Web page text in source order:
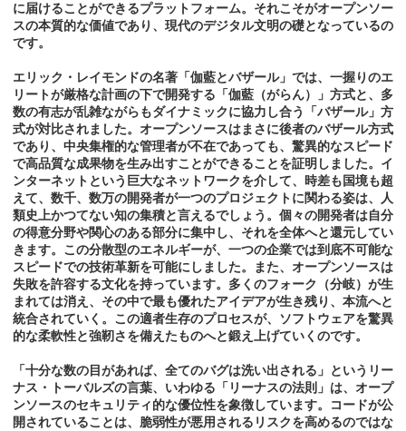
に届けることができるプラットフォーム。それこそがオープンソー
スの本質的な価値であり、現代のデジタル文明の礎となっているの
です。
エリック・レイモンドの名著「伽藍とバザール」では、一握りのエ
リートが厳格な計画の下で開発する「伽藍（がらん）」方式と、多
数の有志が乱雑ながらもダイナミックに協力し合う「バザール」方
式が対比されました。オープンソースはまさに後者のバザール方式
であり、中央集権的な管理者が不在であっても、驚異的なスピード
で高品質な成果物を生み出すことができることを証明しました。イ
ンターネットという巨大なネットワークを介して、時差も国境も超
えて、数千、数万の開発者が一つのプロジェクトに関わる姿は、人
類史上かつてない知の集積と言えるでしょう。個々の開発者は自分
の得意分野や関心のある部分に集中し、それを全体へと還元してい
きます。この分散型のエネルギーが、一つの企業では到底不可能な
スピードでの技術革新を可能にしました。また、オープンソースは
失敗を許容する文化を持っています。多くのフォーク（分岐）が生
まれては消え、その中で最も優れたアイデアが生き残り、本流へと
統合されていく。この適者生存のプロセスが、ソフトウェアを驚異
的な柔軟性と強靭さを備えたものへと鍛え上げていくのです。
「十分な数の目があれば、全てのバグは洗い出される」というリー
ナス・トーバルズの言葉、いわゆる「リーナスの法則」は、オープ
ンソースのセキュリティ的な優位性を象徴しています。コードが公
開されていることは、脆弱性が悪用されるリスクを高めるのではな